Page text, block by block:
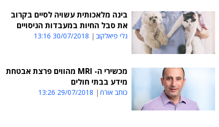
בינה מלאכותית עשויה לסיים בקרוב
את סבל החיות במעבדות הניסויים
גלי פיאלקוב 30/07/2018 13:16
מכשירי ה- MRI מהווים פרצת אבטחת
מידע בבתי חולים
כותב אורח 29/07/2018 13:26